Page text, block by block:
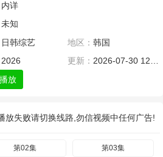
内详
未知
日韩综艺 地区： 韩国
2026 更新： 2026-07-30 12:00
放
放失败请切换线路,勿信视频中任何广告!
第02集 第03集